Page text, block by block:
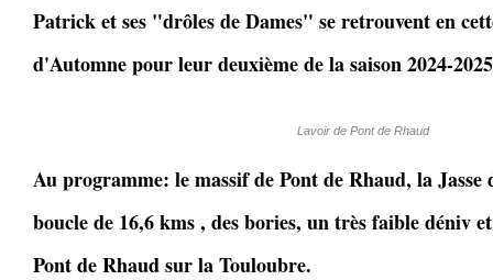
Patrick et ses "drôles de Dames" se retrouvent en
d'Automne pour leur deuxième de la saison 2024-
Lavoir de Pont de Rhaud
Au programme: le massif de Pont de Rhaud, la
boucle de 16,6 kms , des bories, un très faible déniv
Pont de Rhaud sur la Touloubre.